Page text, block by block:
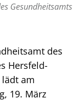
Gesundheitsamts
des
Hersfeld-
am
19. März